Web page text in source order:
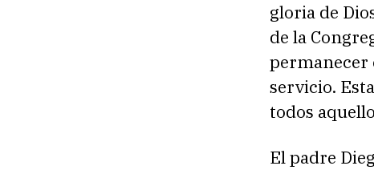
gloria de
de la
permanecer
servicio.
todos
El padre